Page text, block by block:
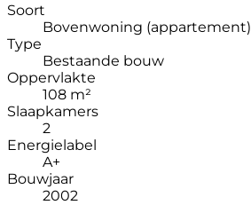
Soort
Bovenwoning (appartement)
Type
Bestaande bouw
Oppervlakte
108 m²
Slaapkamers
2
Energielabel
A+
Bouwjaar
2002